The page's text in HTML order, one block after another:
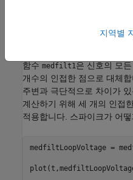
함수 medfilt1은 신호의 모
개수의 인접한 점으로 대체
주변과 극단적으로 차이가
계산하기 위해 세 개의 인접
적용합니다. 스파이크가 어
medfiltLoopVoltage =
지역별